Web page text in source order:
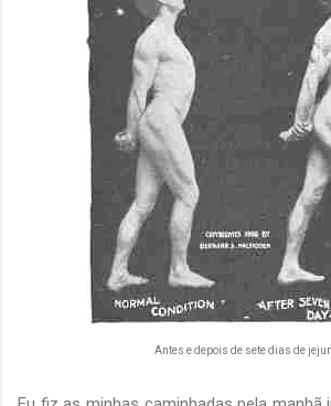
Antes e depois de sete dias de